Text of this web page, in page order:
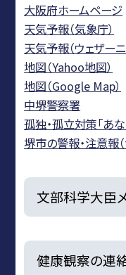
大阪府ホームページ
天気予報（気象庁）
天気予報（ウェザーニ
地図（Yahoo地図）
地図（Google Map）
中堺警察署
孤独・孤立対策「あ
堺市の警報・注意報
文部科学大臣
健康観察の連